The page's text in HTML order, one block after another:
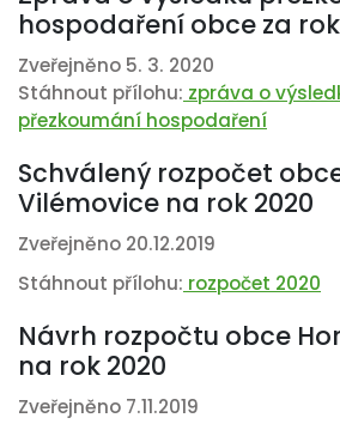
hospodaření obce za rok
Zveřejněno 5. 3. 2020
Stáhnout přílohu: zpráva o
přezkoumání hospodaření
Schválený rozpočet
Vilémovice na rok 2020
Zveřejněno 20.12.2019
Stáhnout přílohu: rozpočet 2020
Návrh rozpočtu obce
na rok 2020
Zveřejněno 7.11.2019